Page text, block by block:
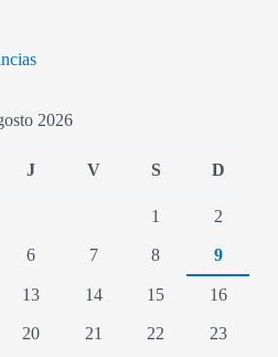
2026
J V S D
1
2
6 7 8
9
13 14 15
16
20 21 22 23